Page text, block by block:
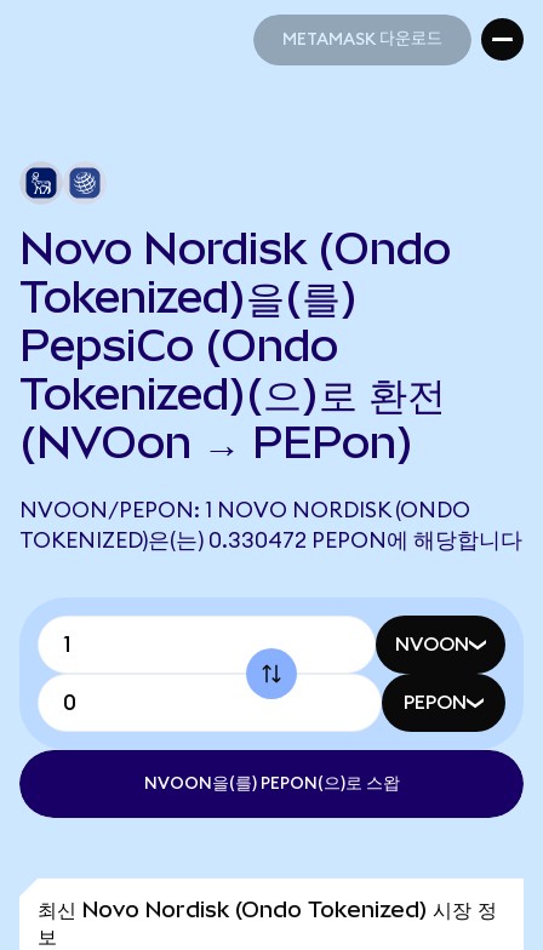
METAMASK 다운로드
Novo Nordisk (Ondo
Tokenized)을(를)
PepsiCo (Ondo
Tokenized)(으)로 환전
(NVOon → PEPon)
NVOON/PEPON: 1 NOVO NORDISK (ONDO
TOKENIZED)은(는) 0.330472 PEPON에 해당합니다
NVOON
PEPON
NVOON을(를) PEPON(으)로 스왑
최신 Novo Nordisk (Ondo Tokenized) 시장 정
보